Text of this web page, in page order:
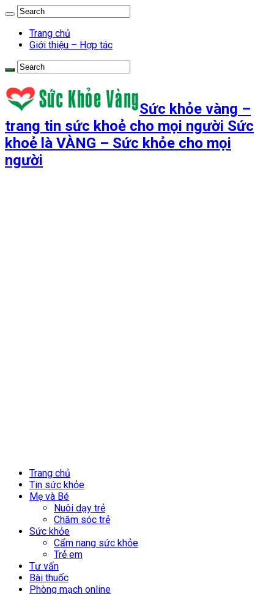
Trang chủ
Giới thiệu – Hợp tác
Sức khỏe vàng –
trang tin sức khoẻ cho mọi người Sức
khoẻ là VÀNG – Sức khỏe cho mọi
người
Trang chủ
Tin sức khỏe
Mẹ và Bé
Nuôi dạy trẻ
Chăm sóc trẻ
Sức khỏe
Cẩm nang sức khỏe
Trẻ em
Tư vấn
Bài thuốc
Phòng mạch online